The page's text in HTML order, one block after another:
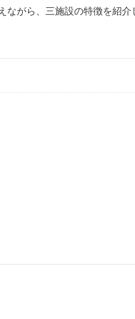
がら、三施設の特徴を紹介